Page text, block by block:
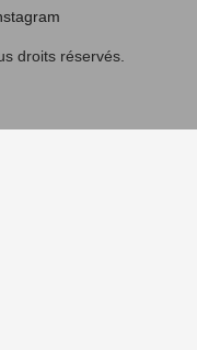
droits réservés.